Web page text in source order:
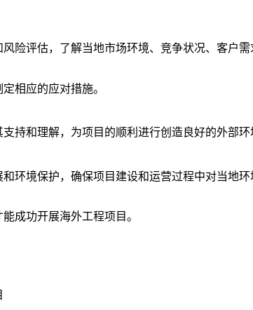
险评估，了解当地市场环境、竞争状况、客户需
相应的应对措施。
持和理解，为项目的顺利进行创造良好的外部环
环境保护，确保项目建设和运营过程中对当地
成功开展海外工程项目。